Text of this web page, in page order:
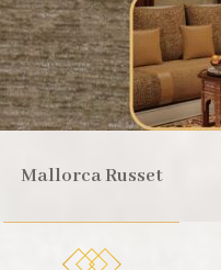
Mallorca Russet